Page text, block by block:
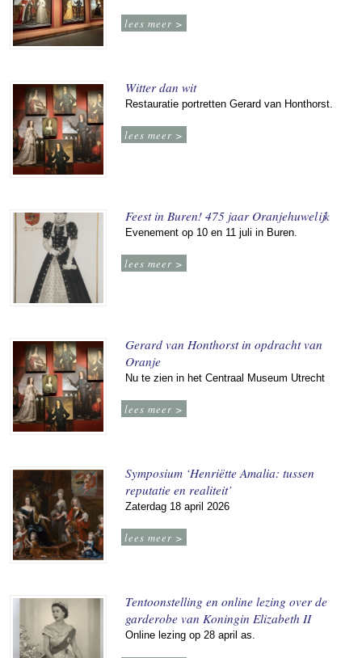
lees meer >
Witter dan wit
Restauratie portretten Gerard van Honthorst.
lees meer >
Feest in Buren! 475 jaar Oranjehuwelijk
Evenement op 10 en 11 juli in Buren.
lees meer >
Gerard van Honthorst in opdracht van
Oranje
Nu te zien in het Centraal Museum Utrecht
lees meer >
Symposium ‘Henriëtte Amalia: tussen
reputatie en realiteit’
Zaterdag 18 april 2026
lees meer >
Tentoonstelling en online lezing over de
garderobe van Koningin Elizabeth II
Online lezing op 28 april as.